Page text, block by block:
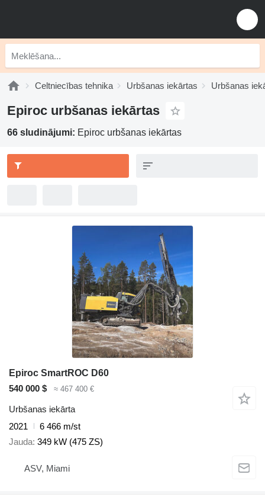
Celtniecības tehnika Urbšanas iekārtas Urbšanas
Epiroc urbšanas iekārtas
66 sludinājumi: Epiroc urbšanas iekārtas
Epiroc SmartROC D60
540 000 $
≈ 467 400 €
Urbšanas iekārta
2021
6 466 m/st
Jauda 349 kW (475 ZS)
ASV, Miami